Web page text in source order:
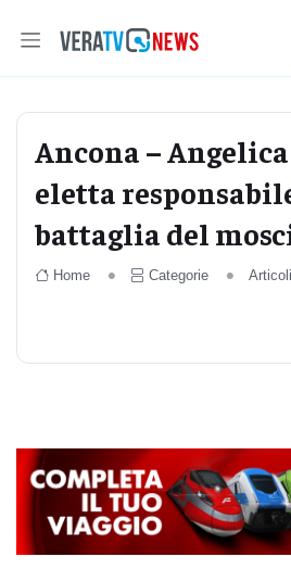
Ancona –
eletta
battaglia del
Home Categorie Articoli